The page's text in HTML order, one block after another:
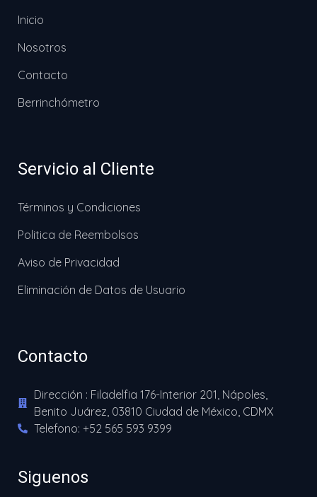
Inicio
Nosotros
Contacto
Berrinchómetro
Servicio al Cliente
Términos y Condiciones
Politica de Reembolsos
Aviso de Privacidad
Eliminación de Datos de Usuario
Contacto
Dirección : Filadelfia 176-Interior 201, Nápoles,
Benito Juárez, 03810 Ciudad de México, CDMX
Telefono: +52 565 593 9399
Siguenos